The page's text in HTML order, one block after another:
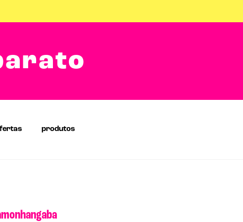
produtos